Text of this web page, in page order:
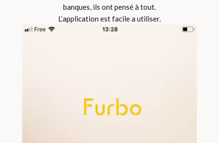
banques, ils ont pensé à tout.
L’application est facile a utiliser.